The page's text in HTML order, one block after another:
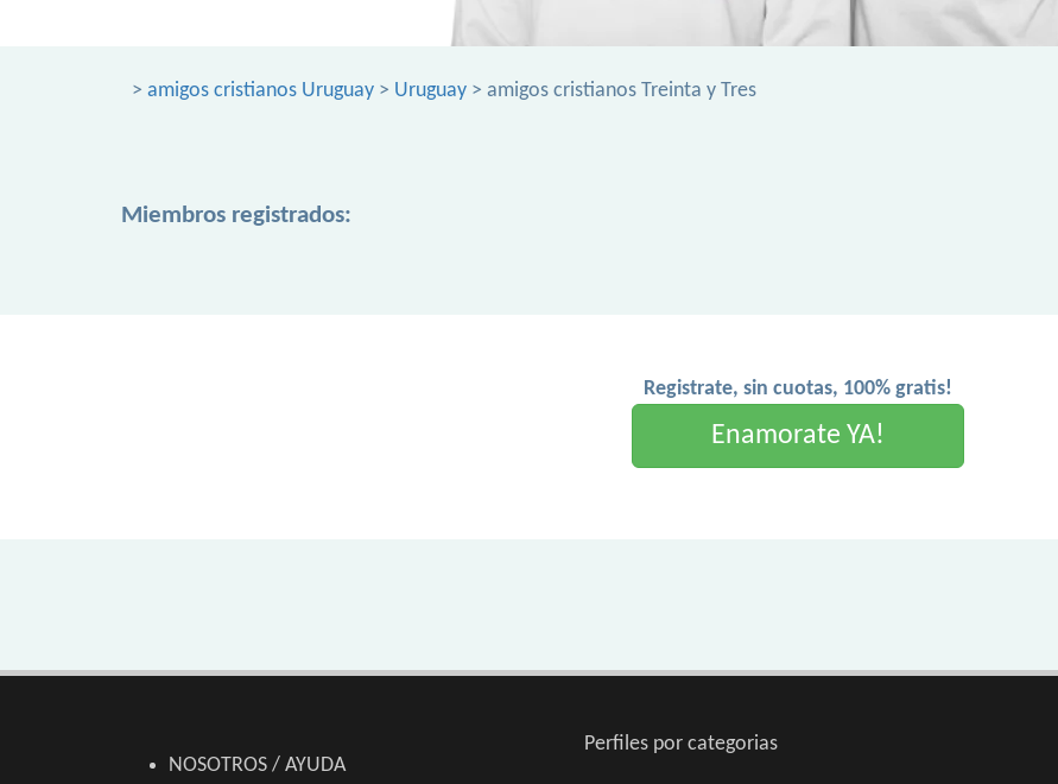
> amigos cristianos Uruguay > Uruguay > amigos cristianos Treinta y Tres
Miembros registrados:
Registrate, sin cuotas, 100% gratis!
Enamorate YA!
NOSOTROS / AYUDA
Perfiles por categorias